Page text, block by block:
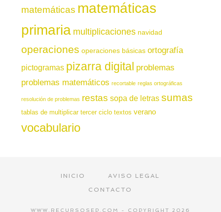
matemáticas matemáticas
primaria multiplicaciones navidad
operaciones operaciones básicas ortografía
pictogramas pizarra digital problemas
problemas matemáticos recortable reglas ortográficas
resolución de problemas restas sopa de letras sumas
tablas de multiplicar tercer ciclo textos verano
vocabulario
INICIO
AVISO LEGAL
CONTACTO
WWW.RECURSOSEP.COM - COPYRIGHT 2026